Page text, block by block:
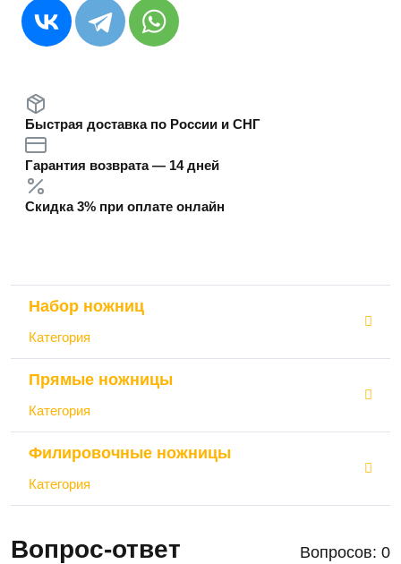
Быстрая доставка по России и СНГ
Гарантия возврата — 14 дней
Скидка 3% при оплате онлайн
Набор ножниц
Категория
Прямые ножницы
Категория
Филировочные ножницы
Категория
Вопрос-ответ Вопросов: 0